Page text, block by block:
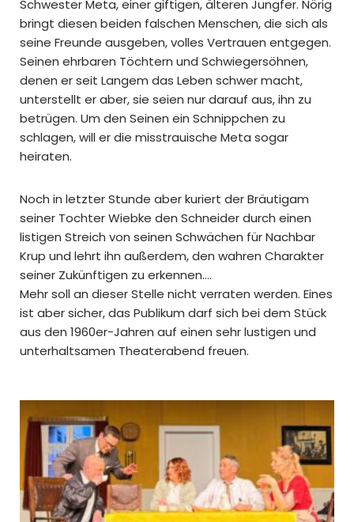
Schwester Meta, einer giftigen, älteren Jungfer. Nörig
bringt diesen beiden falschen Menschen, die sich als
seine Freunde ausgeben, volles Vertrauen entgegen.
Seinen ehrbaren Töchtern und Schwiegersöhnen,
denen er seit Langem das Leben schwer macht,
unterstellt er aber, sie seien nur darauf aus, ihn zu
betrügen. Um den Seinen ein Schnippchen zu
schlagen, will er die misstrauische Meta sogar
heiraten.
Noch in letzter Stunde aber kuriert der Bräutigam
seiner Tochter Wiebke den Schneider durch einen
listigen Streich von seinen Schwächen für Nachbar
Krup und lehrt ihn außerdem, den wahren Charakter
seiner Zukünftigen zu erkennen….
Mehr soll an dieser Stelle nicht verraten werden. Eines
ist aber sicher, das Publikum darf sich bei dem Stück
aus den 1960er-Jahren auf einen sehr lustigen und
unterhaltsamen Theaterabend freuen.